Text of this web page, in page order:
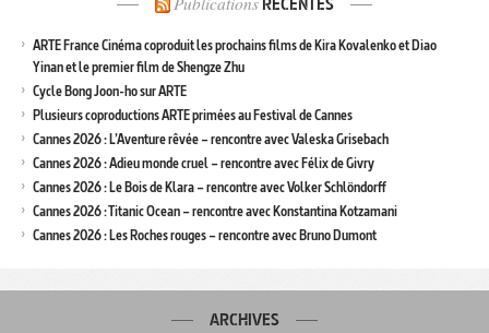
RÉCENTES
ARTE France Cinéma coproduit les prochains films de Kira Kovalenko et Diao
Yinan et le premier film de Shengze Zhu
Cycle Bong Joon-ho sur ARTE
Plusieurs coproductions ARTE primées au Festival de Cannes
Cannes 2026 : L’Aventure rêvée – rencontre avec Valeska Grisebach
Cannes 2026 : Adieu monde cruel – rencontre avec Félix de Givry
Cannes 2026 : Le Bois de Klara – rencontre avec Volker Schlöndorff
Cannes 2026 : Titanic Ocean – rencontre avec Konstantina Kotzamani
Cannes 2026 : Les Roches rouges – rencontre avec Bruno Dumont
ARCHIVES